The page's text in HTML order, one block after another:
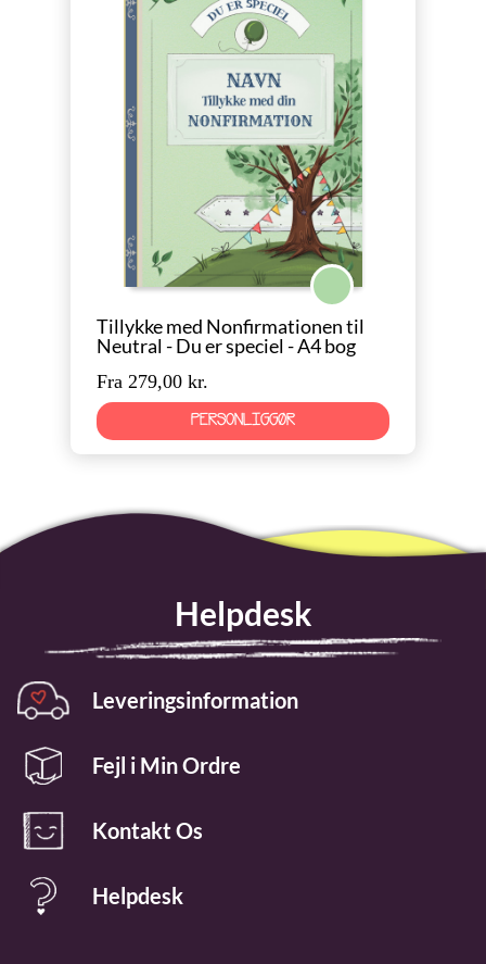
Konfirmation Neutral
Tillykke med Nonfirmationen til
Neutral - Du er speciel - A4 bog
Fra 279,00 kr.
PERSONLIGGØR
Helpdesk
Leveringsinformation
Fejl i Min Ordre
Kontakt Os
Helpdesk